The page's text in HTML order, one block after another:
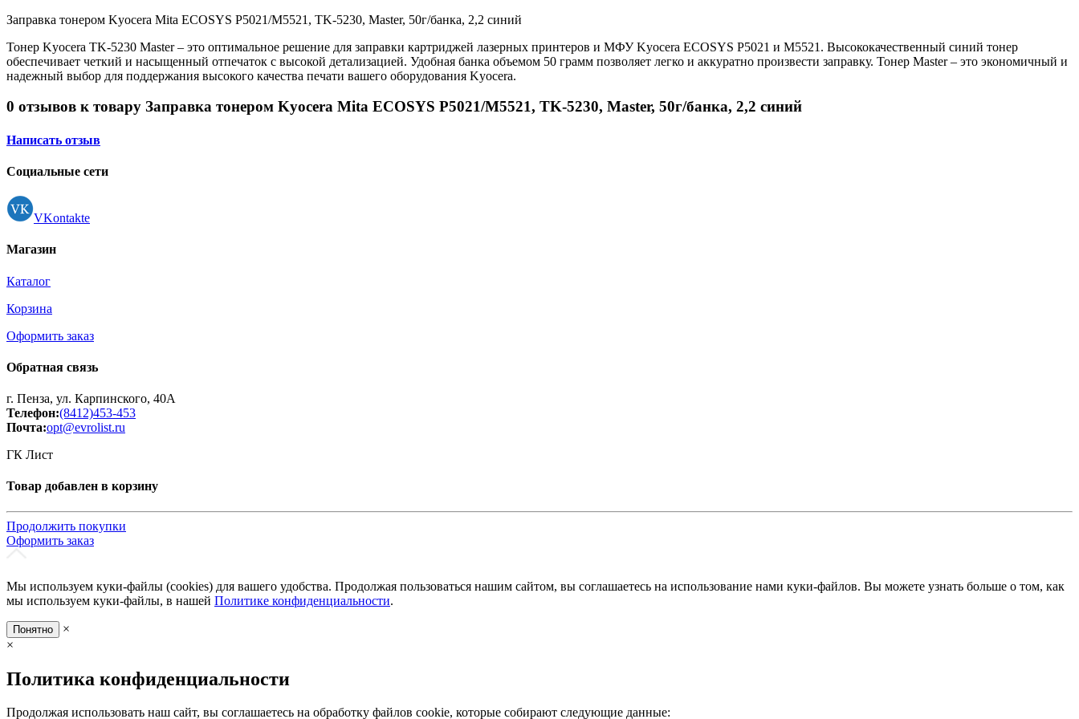
Оборудование банковское
Заправка тонером Kyocera Mita ECOSYS P5021/M5521, TK-5230, Master, 50г/банка, 2,2 синий
Тонер Kyocera TK-5230 Master – это оптимальное решение для заправки картриджей лазерных принтеров и МФУ Kyocera ECOSYS P5021 и M5521. Высококачественный синий тонер
обеспечивает четкий и насыщенный отпечаток с высокой детализацией. Удобная банка объемом 50 грамм позволяет легко и аккуратно произвести заправку. Тонер Master – это экономичный и
надежный выбор для поддержания высокого качества печати вашего оборудования Kyocera.
0 отзывов к товару Заправка тонером Kyocera Mita ECOSYS P5021/M5521, TK-5230, Master, 50г/банка, 2,2 синий
Написать отзыв
Социальные сети
VKontakte
Магазин
Каталог
Корзина
Оформить заказ
Обратная связь
г. Пенза, ул. Карпинского, 40А
Телефон:(8412)453-453
Почта:opt@evrolist.ru
ГК Лист
Товар добавлен в корзину
Продолжить покупки
Оформить заказ
Мы используем куки-файлы (cookies) для вашего удобства. Продолжая пользоваться нашим сайтом, вы соглашаетесь на использование нами куки-файлов. Вы можете узнать больше о том, как
мы используем куки-файлы, в нашей Политике конфиденциальности.
Понятно
×
×
Политика конфиденциальности
Продолжая использовать наш сайт, вы соглашаетесь на обработку файлов cookie, которые собирают следующие данные: